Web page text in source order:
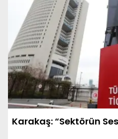
Karakaş: “Sektörün